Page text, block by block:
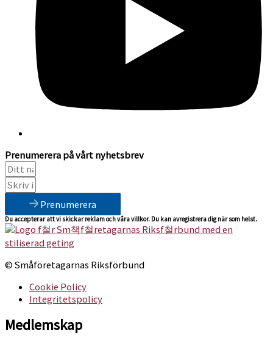
Prenumerera på vårt nyhetsbrev
Prenumerera
Du accepterar att vi skickar reklam och våra villkor. Du kan avregistrera dig när som helst.
© Småföretagarnas Riksförbund
Cookie Policy
Integritetspolicy
Medlemskap